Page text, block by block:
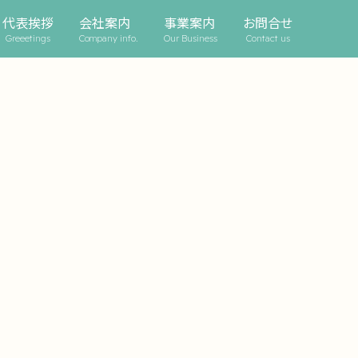
代表挨拶
Greeetings
会社案内
Company info.
事業案内
Our Business
お問合せ
Contact us